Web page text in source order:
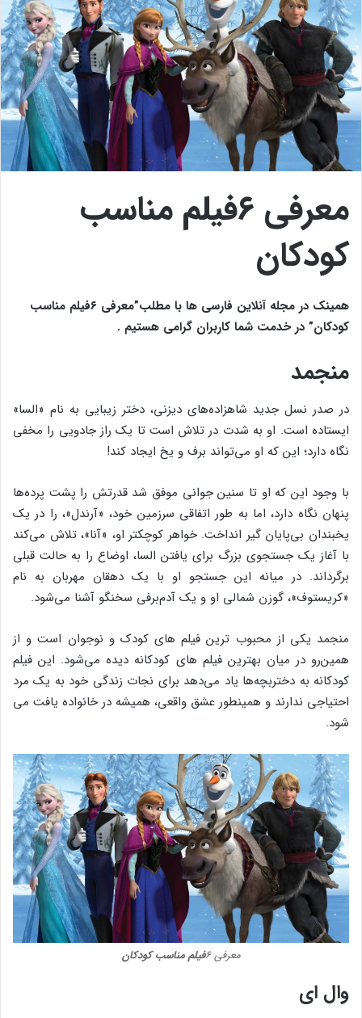
معرفی ۶فیلم مناسب
کودکان
همینک در مجله آنلاین فارسی ها با مطلب”معرفی ۶فیلم مناسب
کودکان” در خدمت شما کاربران گرامی هستیم .
منجمد
در صدر نسل جدید شاهزاده‌­های دیزنی، دختر زیبایی به نام «السا»
ایستاده است. او به شدت در تلاش است تا یک راز جادویی را مخفی
نگاه دارد؛ این که او می‌تواند برف و یخ ایجاد کند!
با وجود این که او تا سنین جوانی موفق شد قدرتش را پشت پرده‌­ها
پنهان نگاه دارد، اما به طور اتفاقی سرزمین خود، «آرندل»، را در یک
یخبندان بی­‌پایان گیر انداخت. خواهر کوچک­تر او، «آنا»، تلاش می­‌کند
با آغاز یک جستجوی بزرگ برای یافتن السا، اوضاع را به حالت قبلی
برگرداند. در میانه این جستجو او با یک دهقان مهربان به نام
«کریستوف»، گوزن شمالی او و یک آدم­‌برفی سخنگو آشنا می­‌شود.
منجمد یکی از محبوب ترین فیلم های کودک و نوجوان است و از
همین‌رو در میان بهترین فیلم های کودکانه دیده می‌شود. این فیلم
کودکانه به دختربچه­‌ها یاد می­‌دهد برای نجات زندگی خود به یک مرد
احتیاجی ندارند و همینطور عشق واقعی، همیشه در خانواده یافت می­‌
شود.
معرفی ۶ فیلم مناسب کودکان
وال ای